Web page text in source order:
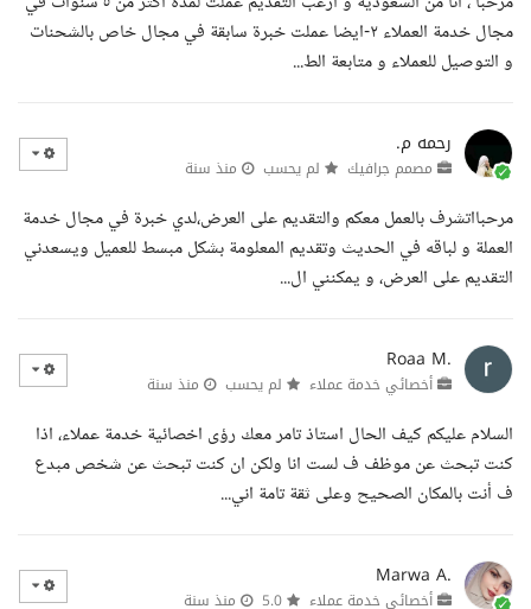
مجال خدمة العملاء ٢-ايضا عملت خبرة سابقة في مجال خاص بالشحنات
و التوصيل للعملاء و متابعة الط...
رحمه م.
مصمم جرافيك لم يحسب منذ سنة
مرحبااتشرف بالعمل معكم والتقديم على العرض،لدي خبرة في مجال خدمة
العملة و لباقه في الحديث وتقديم المعلومة بشكل مبسط للعميل ويسعدني
التقديم على العرض، و يمكنني ال...
Roaa M.
أخصائي خدمة عملاء لم يحسب منذ سنة
السلام عليكم كيف الحال استاذ تامر معك رؤى اخصائية خدمة عملاء، اذا
كنت تبحث عن موظف ف لست انا ولكن ان كنت تبحث عن شخص مبدع
ف أنت بالمكان الصحيح وعلى ثقة تامة اني...
Marwa A.
أخصائي خدمة عملاء منذ سنة